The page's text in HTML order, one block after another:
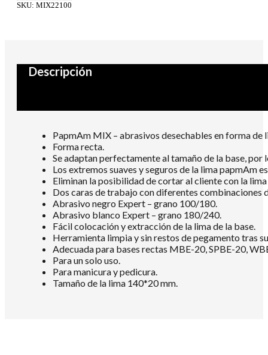
SKU: MIX22100
Descripción
PapmAm MIX – abrasivos desechables en forma de
Forma recta.
Se adaptan perfectamente al tamaño de la base, por
Los extremos suaves y seguros de la lima papmAm
Eliminan la posibilidad de cortar al cliente con la
Dos caras de trabajo con diferentes combinaciones
Abrasivo negro Expert – grano 100/180.
Abrasivo blanco Expert – grano 180/240.
Fácil colocación y extracción de la lima de la base.
Herramienta limpia y sin restos de pegamento tras
Adecuada para bases rectas MBE-20, SPBE-20,
Para un solo uso.
Para manicura y pedicura.
Tamaño de la lima 140*20 mm.